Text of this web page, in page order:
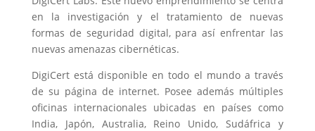
en la investigación y el tratamiento de nuevas
formas de seguridad digital, para así enfrentar las
nuevas amenazas cibernéticas.
DigiCert está disponible en todo el mundo a través
de su página de internet. Posee además múltiples
oficinas internacionales ubicadas en países como
India, Japón, Australia, Reino Unido, Sudáfrica y